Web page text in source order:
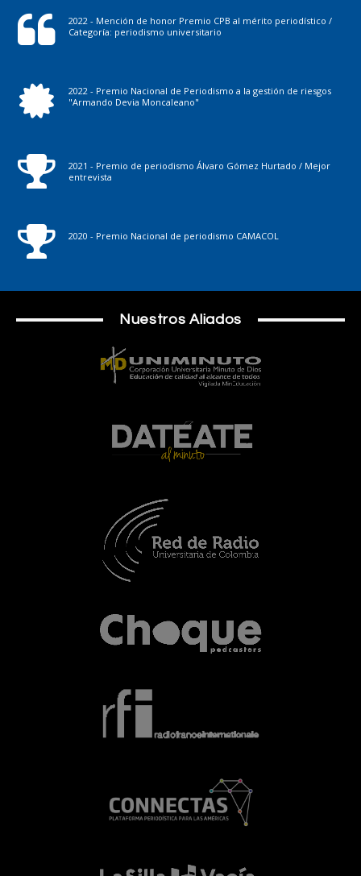
2022 - Mención de honor Premio CPB al mérito periodístico /
Categoría: periodismo universitario
2022 - Premio Nacional de Periodismo a la gestión de riesgos
"Armando Devia Moncaleano"
2021 - Premio de periodismo Álvaro Gómez Hurtado / Mejor
entrevista
2020 - Premio Nacional de periodismo CAMACOL
Nuestros Aliados